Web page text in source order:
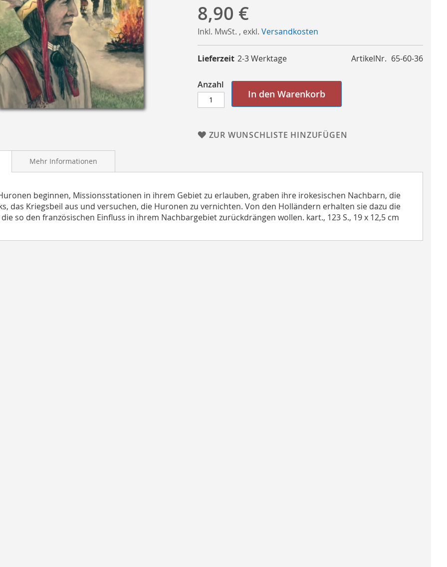
8,90 €
Inkl. MwSt. , exkl. Versandkosten
ArtikelNr. 65-60-36
Lieferzeit 2-3 Werktage
Anzahl
In den Warenkorb
ZUR WUNSCHLISTE HINZUFÜGEN
beginnen, Missionsstationen in ihrem Gebiet zu erlauben, graben ihre irokesischen Nachbarn, die
das Kriegsbeil aus und versuchen, die Huronen zu vernichten. Von den Holländern erhalten sie dazu die
so den französischen Einfluss in ihrem Nachbargebiet zurückdrängen wollen. kart., 123 S., 19 x 12,5 cm
Mehr Informationen